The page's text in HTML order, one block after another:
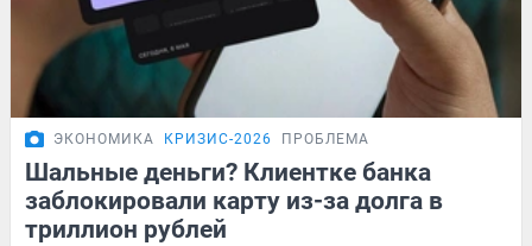
ЭКОНОМИКА КРИЗИС-2026 ПРОБЛЕМА
Шальные деньги? Клиентке банка
заблокировали карту из-за долга в
триллион рублей